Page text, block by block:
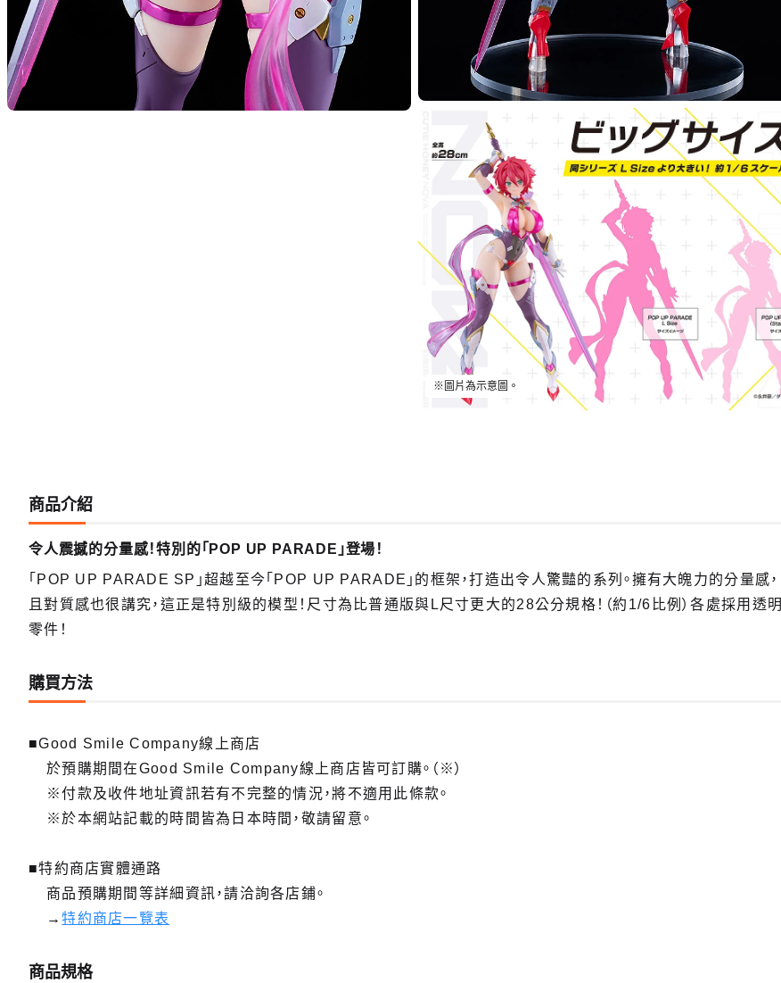
※圖片為示意圖。
商品介紹
令人震撼的分量感！特別的「POP UP PARADE」登場！
「POP UP PARADE SP」超越至今「POP UP PARADE」的框架，打造出令人驚豔的系列。擁有大魄力的分量感，
且對質感也很講究，這正是特別級的模型！尺寸為比普通版與L尺寸更大的28公分規格！（約1/6比例）各處採用透明
零件！
購買方法
■Good Smile Company線上商店
於預購期間在Good Smile Company線上商店皆可訂購。（※）
※付款及收件地址資訊若有不完整的情況，將不適用此條款。
※於本網站記載的時間皆為日本時間，敬請留意。
■特約商店實體通路
商品預購期間等詳細資訊，請洽詢各店鋪。
→特約商店一覽表
商品規格